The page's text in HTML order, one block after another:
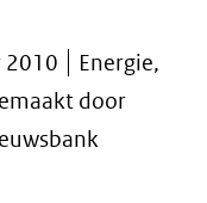
2010
Energie,
door